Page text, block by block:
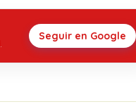
Seguir en Google